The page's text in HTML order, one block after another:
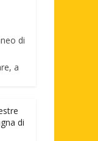
di
a
di